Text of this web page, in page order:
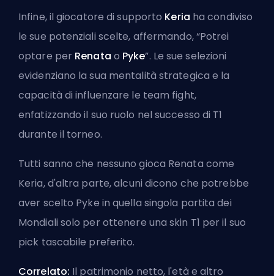
Infine, il giocatore di supporto Keria ha condiviso
le sue potenziali scelte, affermando, “Potrei
optare per Renata o Pyke”. Le sue selezioni
evidenziano la sua mentalità strategica e la
capacità di influenzare le team fight,
enfatizzando il suo ruolo nel successo di T1
durante il torneo.
Tutti sanno che nessuno gioca Renata come
Keria, d'altra parte, alcuni dicono che potrebbe
aver scelto Pyke in quella singola partita dei
Mondiali solo per ottenere una skin T1 per il suo
pick tascabile preferito.
Correlato: Il patrimonio netto, l'età e altro